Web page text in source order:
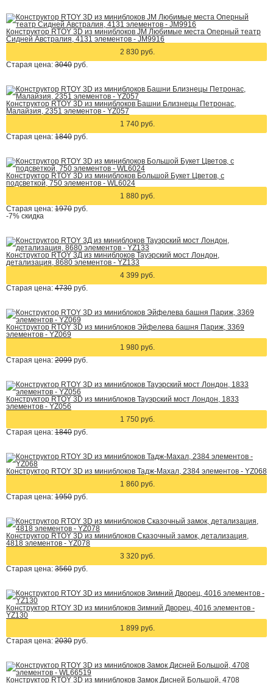
Конструктор RTOY 3D из миниблоков JM Любимые места Оперный театр
Сидней Австралия, 4131 элементов - JM9916
2 830 руб.
Старая цена: 3040 руб.
Конструктор RTOY 3D из миниблоков Башни Близнецы Петронас,
Малайзия, 2351 элементов - YZ057
1 740 руб.
Старая цена: 1840 руб.
Конструктор RTOY 3D из миниблоков Большой Букет Цветов, с
подсветкой, 750 элементов - WL6024
1 880 руб.
Старая цена: 1970 руб.
-7% скидка
Конструктор RTOY 3Д из миниблоков Тауэрский мост Лондон,
детализация, 8680 элементов - YZ133
4 399 руб.
Старая цена: 4730 руб.
Конструктор RTOY 3D из миниблоков Эйфелева башня Париж, 3369
элементов - YZ069
1 980 руб.
Старая цена: 2099 руб.
Конструктор RTOY 3D из миниблоков Тауэрский мост Лондон, 1833
элементов - YZ056
1 750 руб.
Старая цена: 1840 руб.
Конструктор RTOY 3D из миниблоков Тадж-Махал, 2384 элементов - YZ068
1 860 руб.
Старая цена: 1950 руб.
Конструктор RTOY 3D из миниблоков Сказочный замок, детализация,
4818 элементов - YZ078
3 320 руб.
Старая цена: 3560 руб.
Конструктор RTOY 3D из миниблоков Зимний Дворец, 4016 элементов -
YZ130
1 899 руб.
Старая цена: 2030 руб.
Конструктор RTOY 3D из миниблоков Замок Дисней Большой, 4708